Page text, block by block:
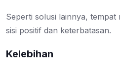
Seperti solusi lainnya, tempat
sisi positif dan keterbatasan.
Kelebihan